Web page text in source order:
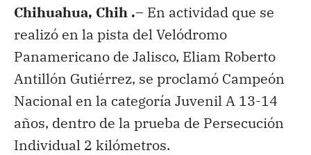
Chihuahua, Chih .– En actividad que se
realizó en la pista del Velódromo
Panamericano de Jalisco, Eliam Roberto
Antillón Gutiérrez, se proclamó Campeón
Nacional en la categoría Juvenil A 13-14
años, dentro de la prueba de Persecución
Individual 2 kilómetros.